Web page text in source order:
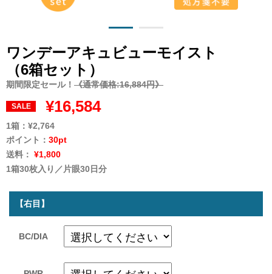
ワンデーアキュビューモイスト
（6箱セット）
期間限定セール！ 《通常価格:16,884円》
SALE ¥16,584
1箱： ¥2,764
ポイント： 30pt
送料： ¥1,800
1箱30枚入り／片眼30日分
【右目】
BC/DIA